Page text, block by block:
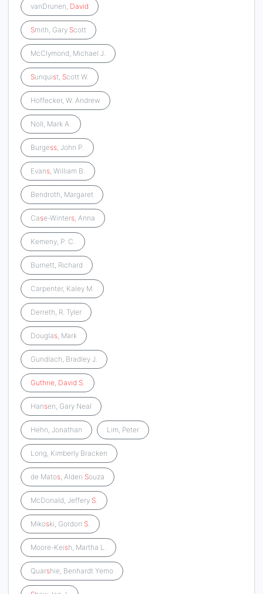
vanDrunen, David
Smith, Gary Scott
McClymond, Michael J.
Sunquist, Scott W.
Hoffecker, W. Andrew
Noll, Mark A.
Burgess, John P.
Evans, William B.
Bendroth, Margaret
Case-Winters, Anna
Kemeny, P. C.
Burnett, Richard
Carpenter, Kaley M.
Derreth, R. Tyler
Douglas, Mark
Gundlach, Bradley J.
Guthrie, David S.
Hansen, Gary Neal
Hehn, Jonathan Lim, Peter
Long, Kimberly Bracken
de Matos, Alderi Souza
McDonald, Jeffery S.
Mikoski, Gordon S.
Moore-Keish, Martha L.
Quarshie, Benhardt Yemo